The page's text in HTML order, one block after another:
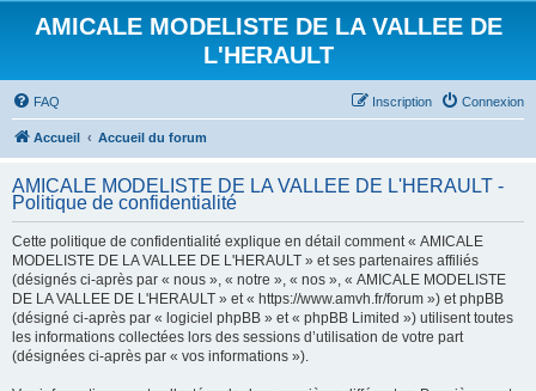
AMICALE MODELISTE DE LA VALLEE DE
L'HERAULT
FAQ Connexion
Inscription
Accueil Accueil du forum
AMICALE MODELISTE DE LA VALLEE DE L'HERAULT -
Politique de confidentialité
Cette politique de confidentialité explique en détail comment « AMICALE
MODELISTE DE LA VALLEE DE L'HERAULT » et ses partenaires affiliés
(désignés ci-après par « nous », « notre », « nos », « AMICALE MODELISTE
DE LA VALLEE DE L'HERAULT » et « https://www.amvh.fr/forum ») et phpBB
(désigné ci-après par « logiciel phpBB » et « phpBB Limited ») utilisent toutes
les informations collectées lors des sessions d’utilisation de votre part
(désignées ci-après par « vos informations »).